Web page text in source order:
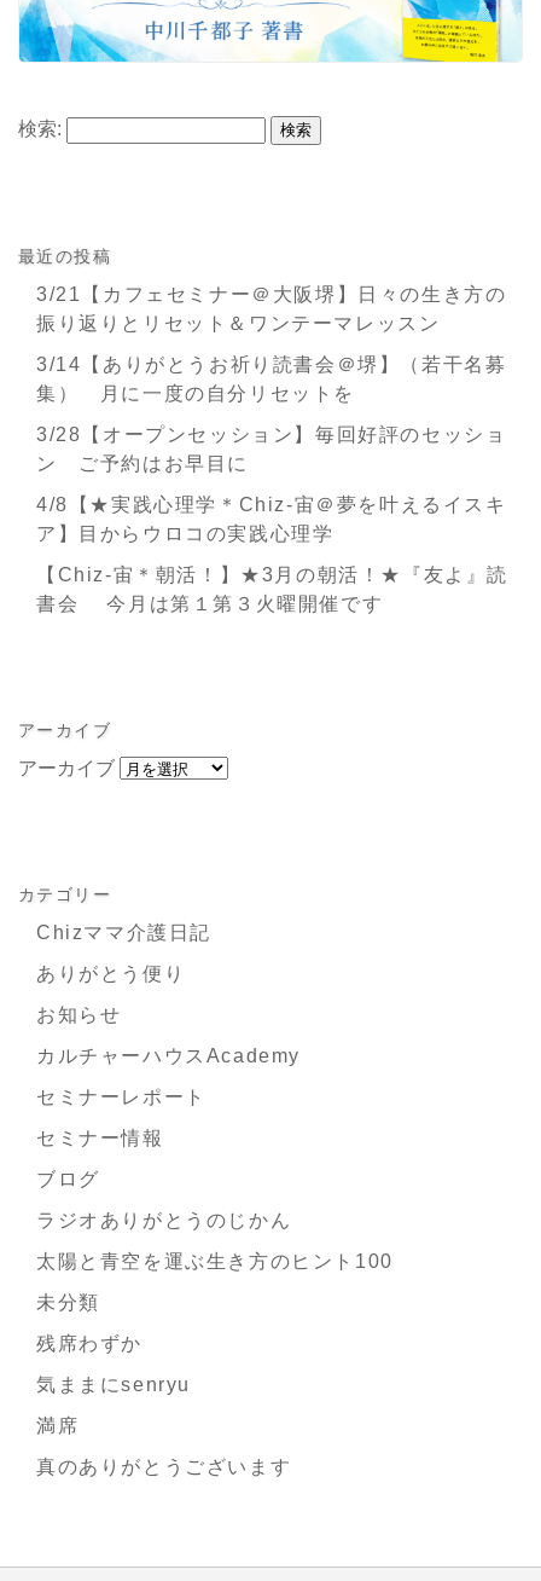
検索:
最近の投稿
3/21【カフェセミナー＠大阪堺】日々の生き方の
振り返りとリセット＆ワンテーマレッスン
3/14【ありがとうお祈り読書会＠堺】（若干名募
集） 月に一度の自分リセットを
3/28【オープンセッション】毎回好評のセッショ
ン ご予約はお早目に
4/8【★実践心理学＊Chiz-宙＠夢を叶えるイスキ
ア】目からウロコの実践心理学
【Chiz-宙＊朝活！】★3月の朝活！★『友よ』読
書会 今月は第１第３火曜開催です
アーカイブ
アーカイブ
カテゴリー
Chizママ介護日記
ありがとう便り
お知らせ
カルチャーハウスAcademy
セミナーレポート
セミナー情報
ブログ
ラジオありがとうのじかん
太陽と青空を運ぶ生き方のヒント100
未分類
残席わずか
気ままにsenryu
満席
真のありがとうございます